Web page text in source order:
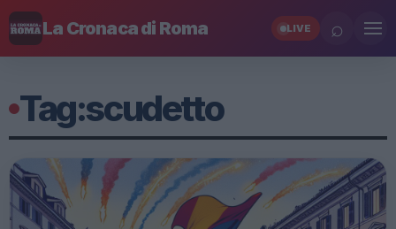
La Cronaca di Roma LIVE ⌕
Tag:scudetto